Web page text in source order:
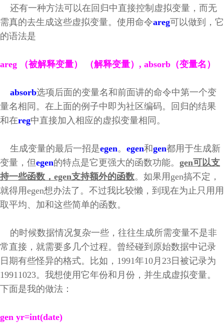
还有一种方法可以在回归中直接控制虚拟变量，而无
需真的去生成这些虚拟变量。使用命令areg可以做到，它
的语法是
areg （被解释变量） （解释变量）, absorb（变量名）
absorb选项后面的变量名和前面讲的命令中第一个变
量名相同。在上面的例子中即为社区编码。回归的结果
和在reg中直接加入相应的虚拟变量相同。
生成变量的最后一招是egen。 egen和gen都用于生成新
变量，但egen的特点是它更强大的函数功能。 gen可以支
持一些函数，egen支持额外的函数。如果用gen搞不定，
就得用egen想办法了。不过我比较懒，到现在为止只用用
取平均、加和这些简单的函数。
的时候数据情况复杂一些，往往生成所需变量不是非
常直接，就需要多几个过程。曾经碰到原始数据中记录
日期有些怪异的格式。比如，1991年10月23日被记录为
19911023。我想使用它年份和月份，并生成虚拟变量。
下面是我的做法：
gen yr=int(date)